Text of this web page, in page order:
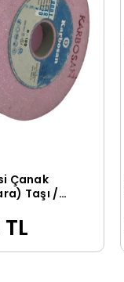
Ekle
Çanak
Taşı /